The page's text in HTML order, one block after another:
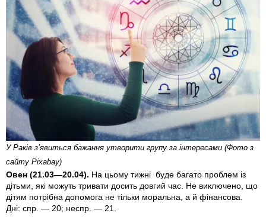
У Раків з’явиться бажання утворити групу за iнтересами (Фото з
сайту Pixabay)
Овен (21.03—20.04). На цьому тижнi буде багато проблем iз
дітьми, які можуть тривати досить довгий час. Не виключено, що
дітям потрібна допомога не тільки моральна, а й фінансова.
Дні: спр. — 20; неспр. — 21.